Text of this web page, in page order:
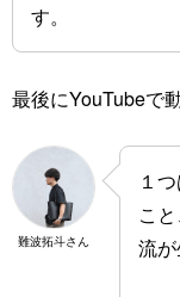
す。
最後にYouTubeで
難波拓斗さん
１
こ
流が